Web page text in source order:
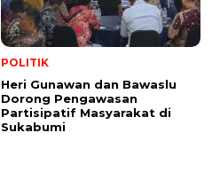
POLITIK
Heri Gunawan dan Bawaslu
Dorong Pengawasan
Partisipatif Masyarakat di
Sukabumi